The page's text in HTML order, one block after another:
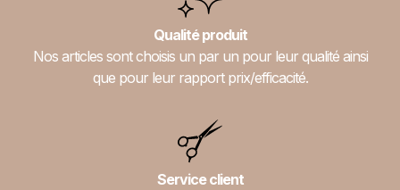
Qualité produit
Nos articles sont choisis un par un pour leur qualité ainsi
que pour leur rapport prix/efficacité.
Service client